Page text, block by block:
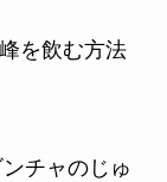
を飲む方法
チャのじゅ